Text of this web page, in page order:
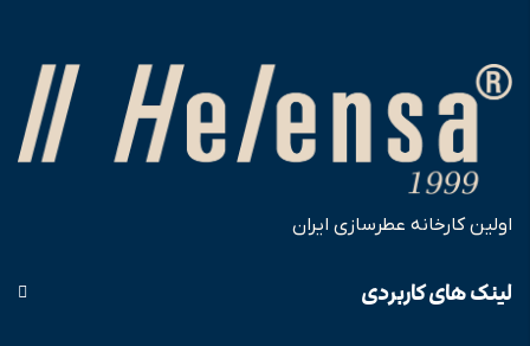
اولین کارخانه عطرسازی ایران
لینک های کاربردی